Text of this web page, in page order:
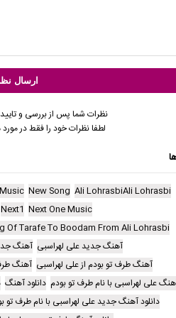
نظرات شما پس از بررسی و
لطفا نظرات خود را فقط در مورد
Ali LohrasbiAli Lohrasbi
New Song
Next One Music
Next1
Of Tarafe To Boodam From Ali Lohrasbi
آهنگ جدید علی لهراسبی آهنگ
آهنگ طرف تو بودم از علی لهراسبی آهنگ
علی لهراسبی با نام طرف تو بودم دانلود آهنگ
دانلود آهنگ جدید علی لهراسبی با نام طرف تو